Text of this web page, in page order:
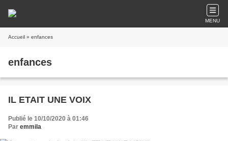
MENU
Accueil » enfances
enfances
IL ETAIT UNE VOIX
Publié le 10/10/2020 à 01:46
Par emmila